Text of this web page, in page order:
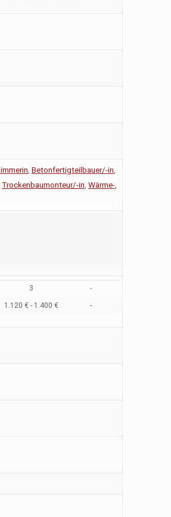
Betonfertigteilbauer/-in
Trockenbaumonteur/-in Wärme-,
3 -
1.120 € - 1.400 € -